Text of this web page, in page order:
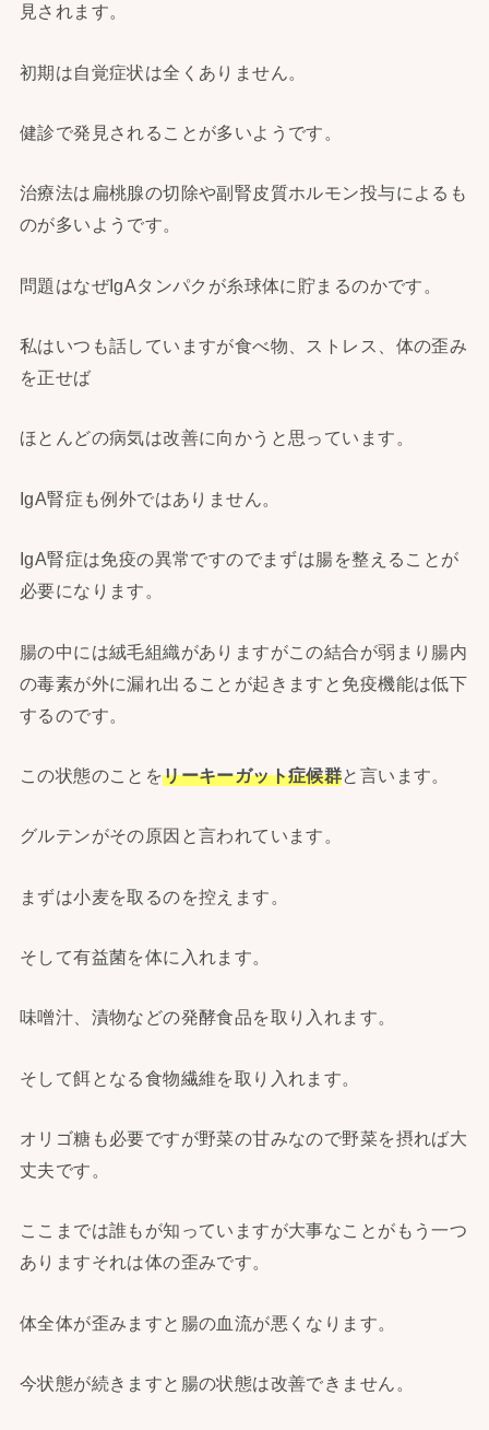
見されます。
初期は自覚症状は全くありません。
健診で発見されることが多いようです。
治療法は扁桃腺の切除や副腎皮質ホルモン投与によるも
のが多いようです。
問題はなぜIgAタンパクが糸球体に貯まるのかです。
私はいつも話していますが食べ物、ストレス、体の歪み
を正せば
ほとんどの病気は改善に向かうと思っています。
IgA腎症も例外ではありません。
IgA腎症は免疫の異常ですのでまずは腸を整えることが
必要になります。
腸の中には絨毛組織がありますがこの結合が弱まり腸内
の毒素が外に漏れ出ることが起きますと免疫機能は低下
するのです。
この状態のことをリーキーガット症候群と言います。
グルテンがその原因と言われています。
まずは小麦を取るのを控えます。
そして有益菌を体に入れます。
味噌汁、漬物などの発酵食品を取り入れます。
そして餌となる食物繊維を取り入れます。
オリゴ糖も必要ですが野菜の甘みなので野菜を摂れば大
丈夫です。
ここまでは誰もが知っていますが大事なことがもう一つ
ありますそれは体の歪みです。
体全体が歪みますと腸の血流が悪くなります。
今状態が続きますと腸の状態は改善できません。